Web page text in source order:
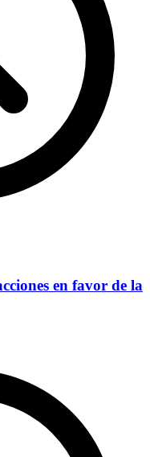
en favor de la